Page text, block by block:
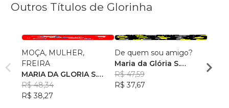
Outros Títulos de Glorinha
MOÇA, MULHER,
FREIRA
MARIA DA GLORIA S.
OLIVEIRA
R$ 48,34
R$ 38,27
De quem sou amigo?
Maria da Glória S.
Oliveira
R$ 47,59
R$ 37,67
R$